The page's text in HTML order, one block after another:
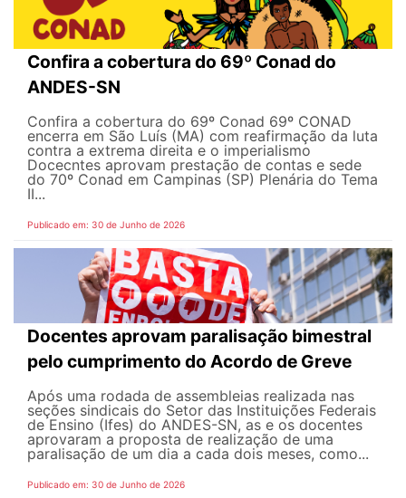
Confira a cobertura do 69º Conad do
ANDES-SN
Confira a cobertura do 69º Conad 69º CONAD
encerra em São Luís (MA) com reafirmação da luta
contra a extrema direita e o imperialismo
Docecntes aprovam prestação de contas e sede
do 70º Conad em Campinas (SP) Plenária do Tema
II...
Publicado em: 30 de Junho de 2026
Docentes aprovam paralisação bimestral
pelo cumprimento do Acordo de Greve
Após uma rodada de assembleias realizada nas
seções sindicais do Setor das Instituições Federais
de Ensino (Ifes) do ANDES-SN, as e os docentes
aprovaram a proposta de realização de uma
paralisação de um dia a cada dois meses, como...
Publicado em: 30 de Junho de 2026